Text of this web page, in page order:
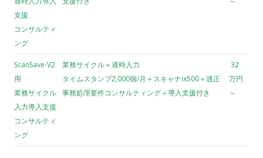
支援
コンサルティ
ング
ScanSave-V2
用
業務サイクル
入力導入支援
コンサルティ
ング
業務サイクル＋適時入力
タイムスタンプ2,000個/月＋スキャナix500＋適正
事務処理要件コンサルティング＋導入支援付き
32
万円
～